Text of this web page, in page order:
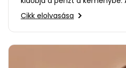
fűtőértéke több mint 50%-kal…
Cikk elolvasása